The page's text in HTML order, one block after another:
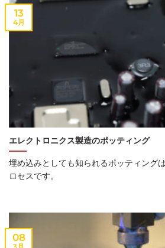
エレクトロニクス製造のポッティング
埋め込みとしても知られるポッティング
ロセスです。
13
4月
08